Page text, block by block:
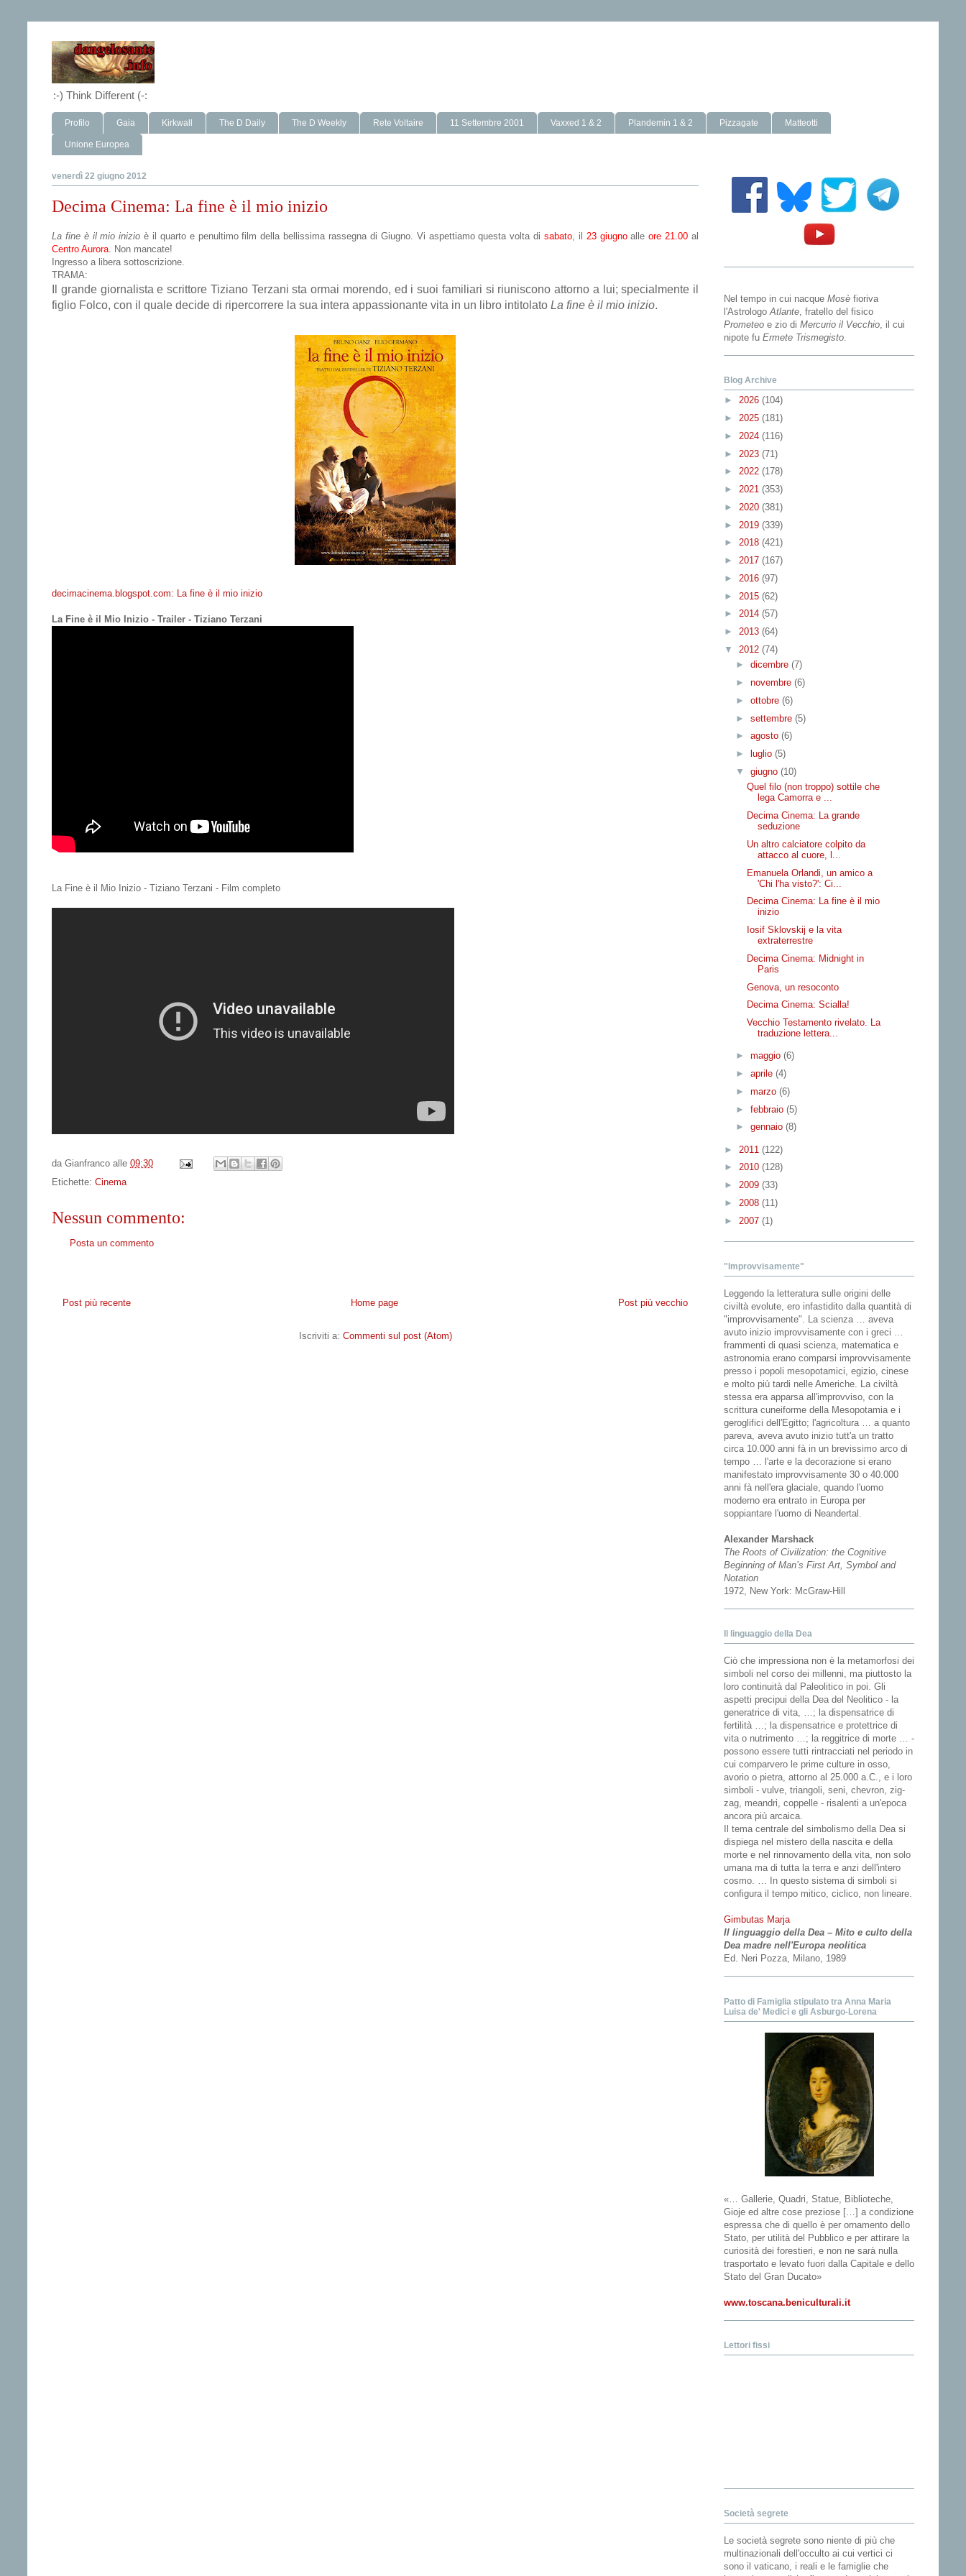
:-) Think Different (-:
Profilo Gaia Kirkwall The D Daily The D Weekly Rete Voltaire 11 Settembre 2001 Vaxxed 1 & 2 Plandemin 1 & 2 Pizzagate Matteotti
Unione Europea
venerdì 22 giugno 2012
Decima Cinema: La fine è il mio inizio
La fine è il mio inizioè il quarto e penultimo film della bellissima rassegna di Giugno. Vi aspettiamo questa volta di sabato, il 23 giugnoalleore 21.00 al
Centro Aurora. Non mancate!
Ingresso a libera sottoscrizione.
TRAMA:
Il grande giornalista e scrittore Tiziano Terzani sta ormai morendo, ed i suoi familiari si riuniscono attorno a lui; specialmente il
figlio Folco, con il quale decide di ripercorrere la sua intera appassionante vita in un libro intitolato La fine è il mio inizio.
decimacinema.blogspot.com: La fine è il mio inizio
La Fine è il Mio Inizio - Trailer - Tiziano Terzani
La Fine è il Mio Inizio - Tiziano Terzani - Film completo
da Gianfranco alle 09:30
Etichette: Cinema
Nessun commento:
Posta un commento
Post più recente Post più vecchio
Home page
Iscriviti a: Commenti sul post (Atom)
Nel tempo in cui nacque Mosè fioriva
l'Astrologo Atlante , fratello del fisico
Prometeo e zio di Mercurio il Vecchio , il cui
nipote fu Ermete Trismegisto
Blog Archive
► 2026 (104)
► 2025 (181)
► 2024 (116)
► 2023 (71)
► 2022 (178)
► 2021 (353)
► 2020 (381)
► 2019 (339)
► 2018 (421)
► 2017 (167)
► 2016 (97)
► 2015 (62)
► 2014 (57)
► 2013 (64)
▼ 2012 (74)
► dicembre (7)
► novembre (6)
► ottobre (6)
► settembre (5)
► agosto (6)
►
luglio (5)
▼ giugno (10)
Quel filo (non troppo) sottile che
lega Camorra e ...
Decima Cinema: La grande
seduzione
Un altro calciatore colpito da
attacco al cuore, l...
Emanuela Orlandi, un amico a
'Chi l'ha visto?': Ci...
Decima Cinema: La fine è il mio
inizio
Iosif Sklovskij e la vita
extraterrestre
Decima Cinema: Midnight in
Paris
Genova, un resoconto
Decima Cinema: Scialla!
Vecchio Testamento rivelato. La
traduzione lettera...
► maggio (6)
► aprile (4)
► marzo (6)
► febbraio (5)
► gennaio (8)
► 2011 (122)
► 2010 (128)
► 2009 (33)
► 2008 (11)
► 2007 (1)
"Improvvisamente"
Leggendo la letteratura sulle origini delle
civiltà evolute, ero infastidito dalla quantità di
"improvvisamente". La scienza … aveva
avuto inizio improvvisamente con i greci …
frammenti di quasi scienza, matematica e
astronomia erano comparsi improvvisamente
presso i popoli mesopotamici, egizio, cinese
e molto più tardi nelle Americhe. La civiltà
stessa era apparsa all'improvviso, con la
scrittura cuneiforme della Mesopotamia e i
geroglifici dell'Egitto; l'agricoltura … a quanto
pareva, aveva avuto inizio tutt'a un tratto
circa 10.000 anni fà in un brevissimo arco di
tempo … l'arte e la decorazione si erano
manifestato improvvisamente 30 o 40.000
anni fà nell'era glaciale, quando l'uomo
moderno era entrato in Europa per
soppiantare l'uomo di Neandertal.
Alexander Marshack
The Roots of Civilization: the Cognitive
Beginning of Man’s First Art, Symbol and
Notation
1972, New York: McGraw-Hill
Il linguaggio della Dea
Ciò che impressiona non è la metamorfosi dei
simboli nel corso dei millenni, ma piuttosto la
loro continuità dal Paleolitico in poi. Gli
aspetti precipui della Dea del Neolitico - la
generatrice di vita, …; la dispensatrice di
fertilità …; la dispensatrice e protettrice di
vita o nutrimento …; la reggitrice di morte … -
possono essere tutti rintracciati nel periodo in
cui comparvero le prime culture in osso,
avorio o pietra, attorno al 25.000 a.C., e i loro
simboli - vulve, triangoli, seni, chevron, zig-
zag, meandri, coppelle - risalenti a un'epoca
ancora più arcaica.
Il tema centrale del simbolismo della Dea si
dispiega nel mistero della nascita e della
morte e nel rinnovamento della vita, non solo
umana ma di tutta la terra e anzi dell'intero
cosmo. … In questo sistema di simboli si
configura il tempo mitico, ciclico, non lineare.
Gimbutas Marja
Il linguaggio della Dea – Mito e culto della
Dea madre nell'Europa neolitica
Ed. Neri Pozza, Milano, 1989
Patto di Famiglia stipulato tra Anna Maria
Luisa de' Medici e gli Asburgo-Lorena
«… Gallerie, Quadri, Statue, Biblioteche,
Gioje ed altre cose preziose […] a condizione
espressa che di quello è per ornamento dello
Stato, per utilità del Pubblico e per attirare la
curiosità dei forestieri, e non ne sarà nulla
trasportato e levato fuori dalla Capitale e dello
Stato del Gran Ducato»
www.toscana.beniculturali.it
Lettori fissi
Società segrete
Le società segrete sono niente di più che
multinazionali dell'occulto ai cui vertici ci
sono il vaticano, i reali e le famiglie che